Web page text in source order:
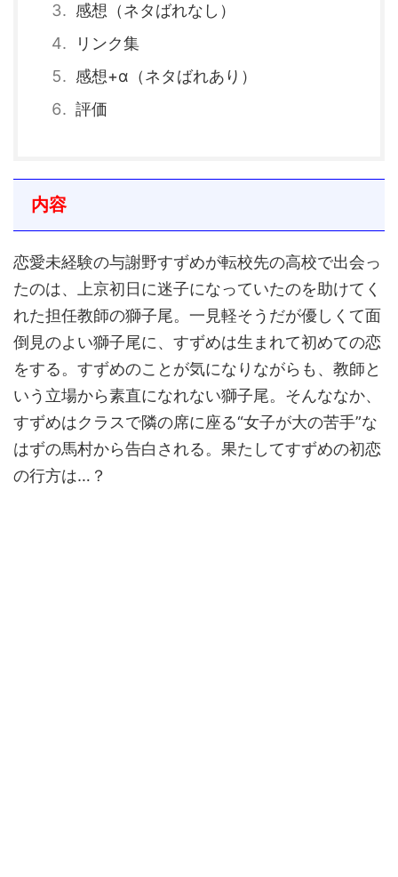
感想（ネタばれなし）
リンク集
感想+α（ネタばれあり）
評価
内容
恋愛未経験の与謝野すずめが転校先の高校で出会っ
たのは、上京初日に迷子になっていたのを助けてく
れた担任教師の獅子尾。一見軽そうだが優しくて面
倒見のよい獅子尾に、すずめは生まれて初めての恋
をする。すずめのことが気になりながらも、教師と
いう立場から素直になれない獅子尾。そんななか、
すずめはクラスで隣の席に座る“女子が大の苦手”な
はずの馬村から告白される。果たしてすずめの初恋
の行方は…？